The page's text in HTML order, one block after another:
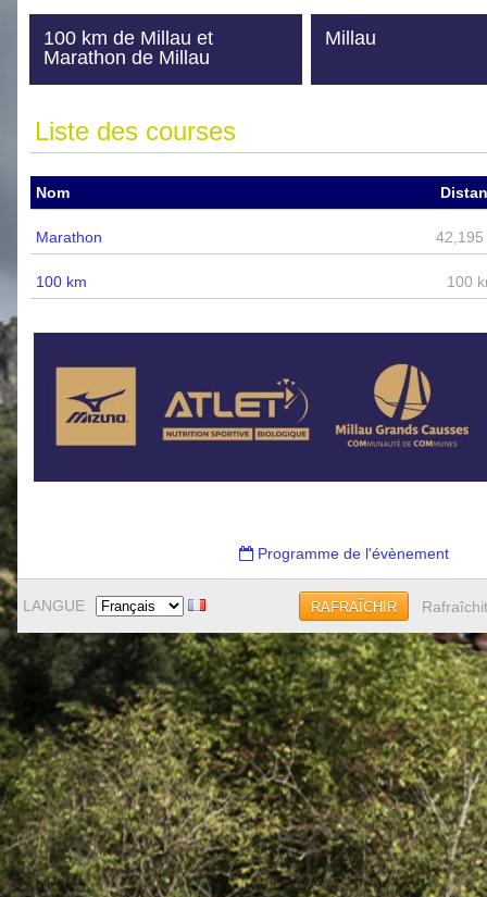
100 km de Millau et
Marathon de Millau
Millau
Liste des courses
Nom
Marathon 42,195
100 km 100
Programme de l'évènement
LANGUE RAFRAÎCHIR